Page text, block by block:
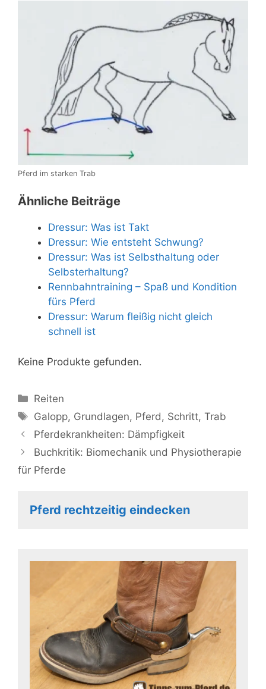
Pferd im starken Trab
Ähnliche Beiträge
Dressur: Was ist Takt
Dressur: Wie entsteht Schwung?
Dressur: Was ist Selbsthaltung oder
Selbsterhaltung?
Rennbahntraining – Spaß und Kondition
fürs Pferd
Dressur: Warum fleißig nicht gleich
schnell ist
Keine Produkte gefunden.
Kategorien
Reiten
Schlagwörter
Galopp, Grundlagen, Pferd , Schritt,Trab
Pferdekrankheiten: Dämpfigkeit
Buchkritik: Biomechanik und Physiotherapie
für Pferde
Pferd rechtzeitig eindecken